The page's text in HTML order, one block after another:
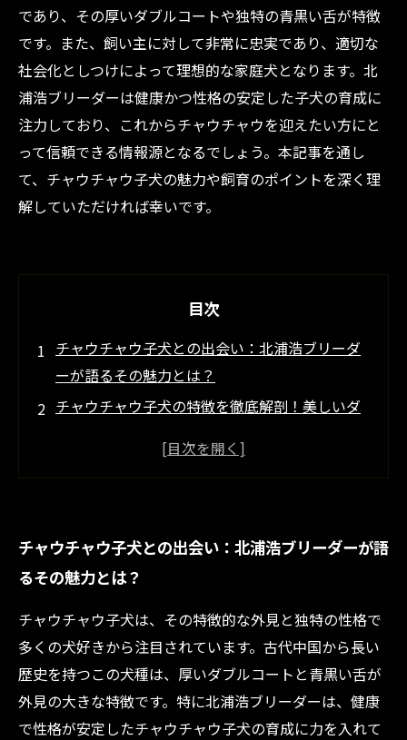
であり、その厚いダブルコートや独特の青黒い舌が特徴
です。また、飼い主に対して非常に忠実であり、適切な
社会化としつけによって理想的な家庭犬となります。北
浦浩ブリーダーは健康かつ性格の安定した子犬の育成に
注力しており、これからチャウチャウを迎えたい方にと
って信頼できる情報源となるでしょう。本記事を通し
て、チャウチャウ子犬の魅力や飼育のポイントを深く理
解していただければ幸いです。
目次
チャウチャウ子犬との出会い：北浦浩ブリーダ
ーが語るその魅力とは？
チャウチャウ子犬の特徴を徹底解剖！美しいダ
誇り高い性格と温厚な心：チャウチャウ子犬の
しつけのポイント
北浦浩ブリーダーからのメッセージ：健康で安
定したチャウチャウ子犬の育成方法
初心者でも安心！チャウチャウ子犬を迎える前
に知っておくべきこと
まとめ：チャウチャウ子犬の魅力と正しい飼育
法で幸せな日々を
チャウチャウ子犬との出会い：北浦浩ブリーダーが語
るその魅力とは？
チャウチャウ子犬は、その特徴的な外見と独特の性格で
多くの犬好きから注目されています。古代中国から長い
歴史を持つこの犬種は、厚いダブルコートと青黒い舌が
外見の大きな特徴です。特に北浦浩ブリーダーは、健康
で性格が安定したチャウチャウ子犬の育成に力を入れて